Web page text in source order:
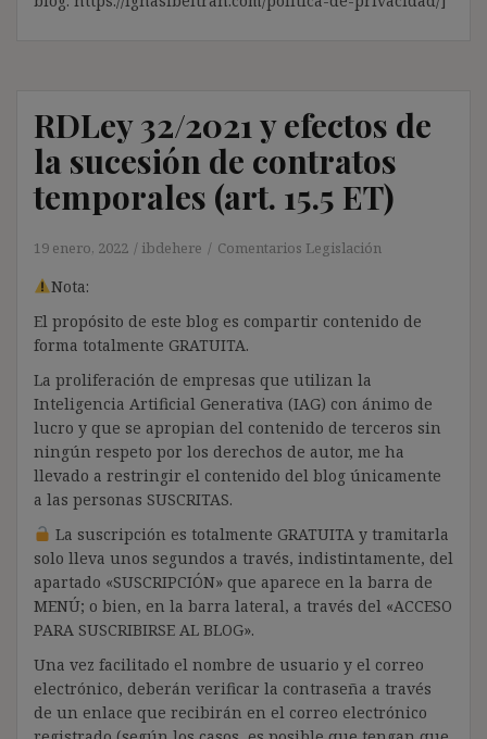
RDLey 32/2021 y efectos de
la sucesión de contratos
temporales (art. 15.5 ET)
19 enero, 2022 ibdehere Comentarios Legislación
Nota:
El propósito de este blog es compartir contenido de
forma totalmente GRATUITA.
La proliferación de empresas que utilizan la
Inteligencia Artificial Generativa (IAG) con ánimo de
lucro y que se apropian del contenido de terceros sin
ningún respeto por los derechos de autor, me ha
llevado a restringir el contenido del blog únicamente
a las personas SUSCRITAS.
La suscripción es totalmente GRATUITA y tramitarla
solo lleva unos segundos a través, indistintamente, del
apartado «SUSCRIPCIÓN» que aparece en la barra de
MENÚ; o bien, en la barra lateral, a través del «ACCESO
PARA SUSCRIBIRSE AL BLOG».
Una vez facilitado el nombre de usuario y el correo
electrónico, deberán verificar la contraseña a través
de un enlace que recibirán en el correo electrónico